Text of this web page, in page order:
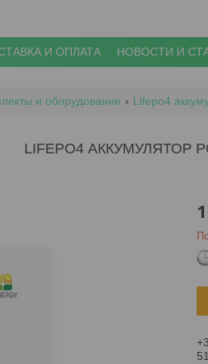
И ОПЛАТА НОВОСТИ И
и оборудование Lifepo4
LIFEPO4 АККУМУЛЯТОР
51